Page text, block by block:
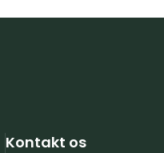
Kontakt os